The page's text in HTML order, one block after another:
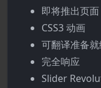
即将推出页面
CSS3 动画
可翻译准备
完全响应
Slider